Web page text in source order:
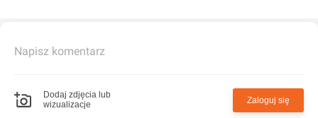
rolety zewnętrzne sterowane elektrycznie.
W inwestycji Nowa Czernica powstała też
ogólnodostępna rowerownia, a o bezpieczeństwo dba
Napisz komentarz
Dodaj zdjęcia lub
wizualizacje
Zaloguj się